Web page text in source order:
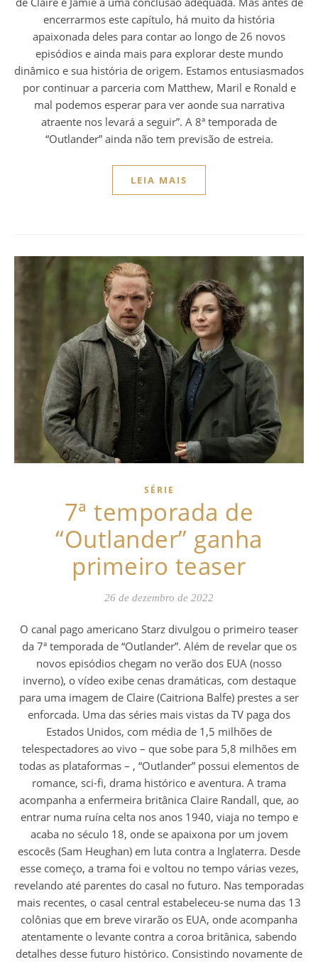
encerrarmos este capítulo, há muito da história
apaixonada deles para contar ao longo de 26 novos
episódios e ainda mais para explorar deste mundo
dinâmico e sua história de origem. Estamos entusiasmados
por continuar a parceria com Matthew, Maril e Ronald e
mal podemos esperar para ver aonde sua narrativa
atraente nos levará a seguir”. A 8ª temporada de
“Outlander” ainda não tem previsão de estreia.
LEIA MAIS
SÉRIE
7ª temporada de
“Outlander” ganha
primeiro teaser
26 de dezembro de 2022
O canal pago americano Starz divulgou o primeiro teaser
da 7ª temporada de “Outlander”. Além de revelar que os
novos episódios chegam no verão dos EUA (nosso
inverno), o vídeo exibe cenas dramáticas, com destaque
para uma imagem de Claire (Caitriona Balfe) prestes a ser
enforcada. Uma das séries mais vistas da TV paga dos
Estados Unidos, com média de 1,5 milhões de
telespectadores ao vivo – que sobe para 5,8 milhões em
todas as plataformas – , “Outlander” possui elementos de
romance, sci-fi, drama histórico e aventura. A trama
acompanha a enfermeira britânica Claire Randall, que, ao
entrar numa ruína celta nos anos 1940, viaja no tempo e
acaba no século 18, onde se apaixona por um jovem
escocês (Sam Heughan) em luta contra a Inglaterra. Desde
esse começo, a trama foi e voltou no tempo várias vezes,
revelando até parentes do casal no futuro. Nas temporadas
mais recentes, o casal central estabeleceu-se numa das 13
colônias que em breve virarão os EUA, onde acompanha
atentamente o levante contra a coroa britânica, sabendo
detalhes desse futuro histórico. Consistindo novamente de